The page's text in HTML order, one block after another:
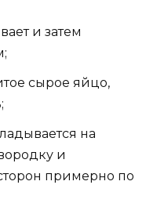
и затем
сырое яйцо,
на
и
примерно по